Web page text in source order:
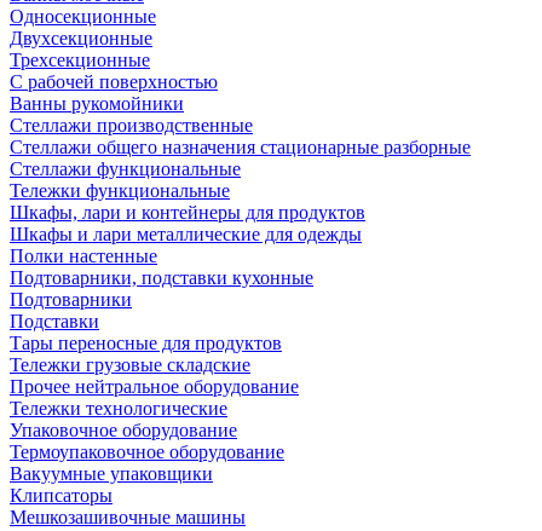
Односекционные
Двухсекционные
Трехсекционные
С рабочей поверхностью
Ванны рукомойники
Стеллажи производственные
Стеллажи общего назначения стационарные разборные
Стеллажи функциональные
Тележки функциональные
Шкафы, лари и контейнеры для продуктов
Шкафы и лари металлические для одежды
Полки настенные
Подтоварники, подставки кухонные
Подтоварники
Подставки
Тары переносные для продуктов
Тележки грузовые складские
Прочее нейтральное оборудование
Тележки технологические
Упаковочное оборудование
Термоупаковочное оборудование
Вакуумные упаковщики
Клипсаторы
Мешкозашивочные машины